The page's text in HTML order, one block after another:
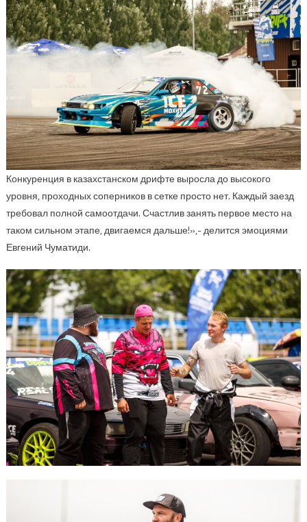
Конкуренция в казахстанском дрифте выросла до высокого
уровня, проходных соперников в сетке просто нет. Каждый заезд
требовал полной самоотдачи. Счастлив занять первое место на
таком сильном этапе, двигаемся дальше!»,- делится эмоциями
Евгений Чуматиди.